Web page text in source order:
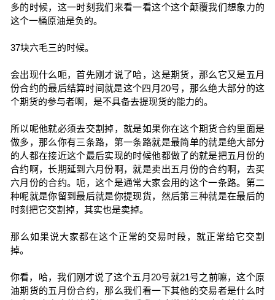
多的时候，这一时刻我们来看一看这个这个颠覆我们想象力的
这个一桶原油是负的。
37块六毛三的时候。
会出现什么呃，首先刚才说了哈，这是期货，那么它又是五月
份合约的最后结算时间就是这个四月20号，那么绝大部分的这
个期货的参与者啊，是不具备去提现货的能力的。
所以呢他就必须去交割掉，就是如果你在这个期货合约里面是
做多，那么你有三条路，第一条路就是最简单的就是绝大部分
的人都在接近这个最后实现的时候他都做了的就是把五月份的
合约啊，长期延到六月份啊，就是卖出五月份的合约啊，去买
六月份的合约。呃，这个是通常大家会用的这个一条路。第二
种呢就是你留到最后就是你提现货，然后第三种就是在最后的
时刻把它交割掉，其实也是卖掉。
那么如果说大家都在这个正常的交易时段，就正常给它交割
掉。
你看，哈，我们刚才说了这个五月20号就21号之前嘛，这个原
油期货的五月份合约，那么我们看一下其他的交易者是什么时